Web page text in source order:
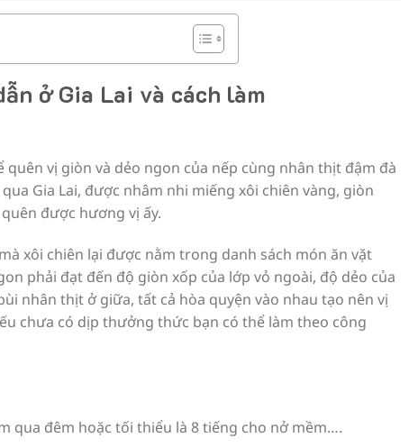
ở Gia Lai và cách làm
vị giòn và dẻo ngon của nếp cùng nhân thịt đậm đà
Gia Lai, được nhâm nhi miếng xôi chiên vàng, giòn
được hương vị ấy.
xôi chiên lại được nằm trong danh sách món ăn vặt
phải đạt đến độ giòn xốp của lớp vỏ ngoài, độ dẻo của
nhân thịt ở giữa, tất cả hòa quyện vào nhau tạo nên vị
chưa có dịp thưởng thức bạn có thể làm theo công
qua đêm hoặc tối thiểu là 8 tiếng cho nở mềm….